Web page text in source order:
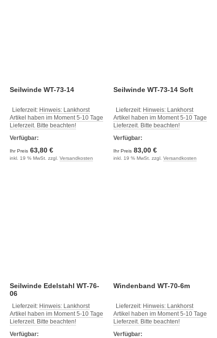
Seilwinde WT-73-14
Lieferzeit: Hinweis: Lankhorst
Artikel haben im Moment 5-10 Tage
Lieferzeit. Bitte beachten!
Verfügbar:
Ihr Preis 63,80 €
inkl. 19 % MwSt. zzgl. Versandkosten
Seilwinde WT-73-14 Soft
Lieferzeit: Hinweis: Lankhorst
Artikel haben im Moment 5-10 Tage
Lieferzeit. Bitte beachten!
Verfügbar:
Ihr Preis 83,00 €
inkl. 19 % MwSt. zzgl. Versandkosten
Seilwinde Edelstahl WT-76-
06
Lieferzeit: Hinweis: Lankhorst
Artikel haben im Moment 5-10 Tage
Lieferzeit. Bitte beachten!
Verfügbar:
Windenband WT-70-6m
Lieferzeit: Hinweis: Lankhorst
Artikel haben im Moment 5-10 Tage
Lieferzeit. Bitte beachten!
Verfügbar: